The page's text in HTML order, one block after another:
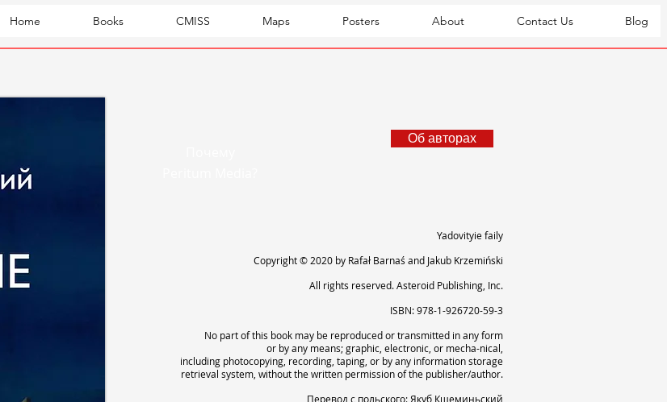
Home Books CMISS Maps Posters About Contact Us Blog
Об авторах
Yadovityie faily
Copyright © 2020 by Rafał Barnaś and Jakub Krzemiński
All rights reserved.Asteroid Publishing, Inc.
ISBN: 978-1-926720-59-3
No part of this book may be reproduced or transmitted in any form
or by any means; graphic, electronic, or mecha-nical,
including photocopying, recording, taping, or by any information storage
retrieval system, without the written permission of the publisher/author.
Перевод с польского: Якуб Кшеминьский